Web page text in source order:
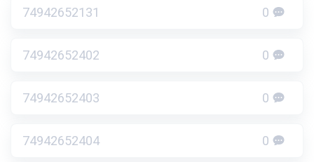
74942652131 0
74942652402 0
74942652403 0
74942652404 0